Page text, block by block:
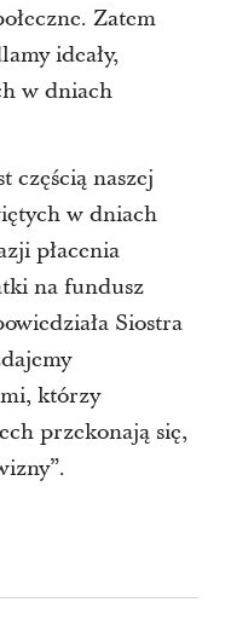
Zatem
ideały,
w dniach
częścią naszej
w dniach
płacenia
na fundusz
Siostra
którzy
przekonają się,